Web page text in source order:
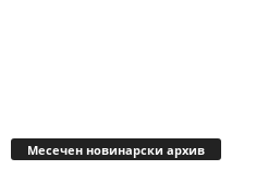
Месечен новинарски архив